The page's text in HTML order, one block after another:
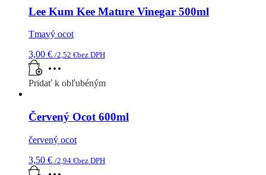
Lee Kum Kee Mature Vinegar 500ml
Tmavý ocot
3,00 € /2,52 €bez DPH
Pridať k obľubéným
Červený Ocot 600ml
červený ocot
3,50 € /2,94 €bez DPH